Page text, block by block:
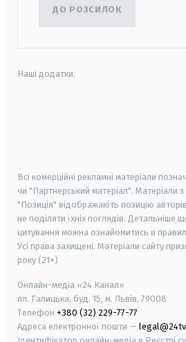
ДО РОЗСИЛОК
Наші додатки:
Всі комерційні рекламні матеріали
чи "Партнерський матеріал". Матеріали
"Позиція" відображають позицію
не поділяти їхніх поглядів. Детальніше
цитування можна ознайомитись в
Усі права захищені. Матеріали сайту
року (21+)
Онлайн-медіа «24 Канал»
пл. Галицька, буд. 15, м. Львів, 79008
Телефон +380 (32) 229-77-77
Адреса електронної пошти —